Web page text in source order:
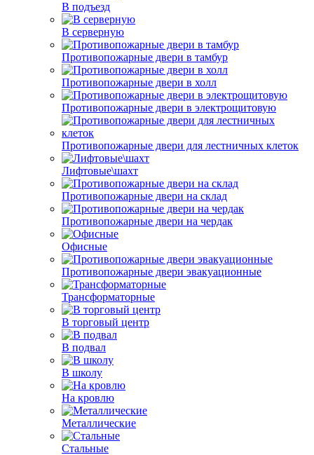
В подъезд
В серверную
Противопожарные двери в тамбур
Противопожарные двери в холл
Противопожарные двери в электрощитовую
Противопожарные двери для лестничных клеток
Лифтовые\шахт
Противопожарные двери на склад
Противопожарные двери на чердак
Офисные
Противопожарные двери эвакуационные
Трансформаторные
В торговый центр
В подвал
В школу
На кровлю
Металлические
Стальные